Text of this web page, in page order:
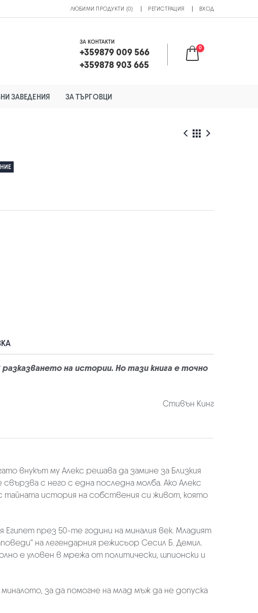
ЛЮБИМИ ПРОДУКТИ (0) РЕГИСТРАЦИЯ ВХОД
ЗА КОНТАКТИ
+359879 009 566
+359878 903 665
0
ЗАВЕДЕНИЯ ЗА ТЪРГОВЦИ
на истории. Но тази книга е точно
Стивън Кинг
внукът му Алекс решава да замине за Близкия
с него с една последна молба. Ако Алекс
тайната история на собствения си живот, която
през 50-те години на миналия век. Младият
на легендарния режисьор Сесил Б. Демил.
е уловен в мрежа от политически, шпионски и
за да помогне на млад мъж да не допуска